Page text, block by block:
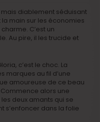
diablement séduisant
main sur les économies
C’est un
Au pire, il les trucide et
c’est le choc. La
marques au fil d’une
amoureuse de ce beau
alors une
deux amants qui se
s’enfoncer dans la folie